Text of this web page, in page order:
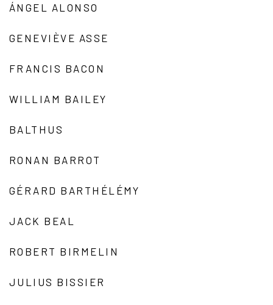
ÁNGEL ALONSO
GENEVIÈVE ASSE
FRANCIS BACON
WILLIAM BAILEY
BALTHUS
RONAN BARROT
GÉRARD BARTHÉLÉMY
JACK BEAL
ROBERT BIRMELIN
JULIUS BISSIER